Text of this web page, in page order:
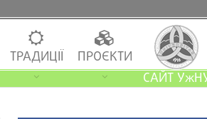
ТРАДИЦІЇ
ПРОЄКТИ
САЙТ